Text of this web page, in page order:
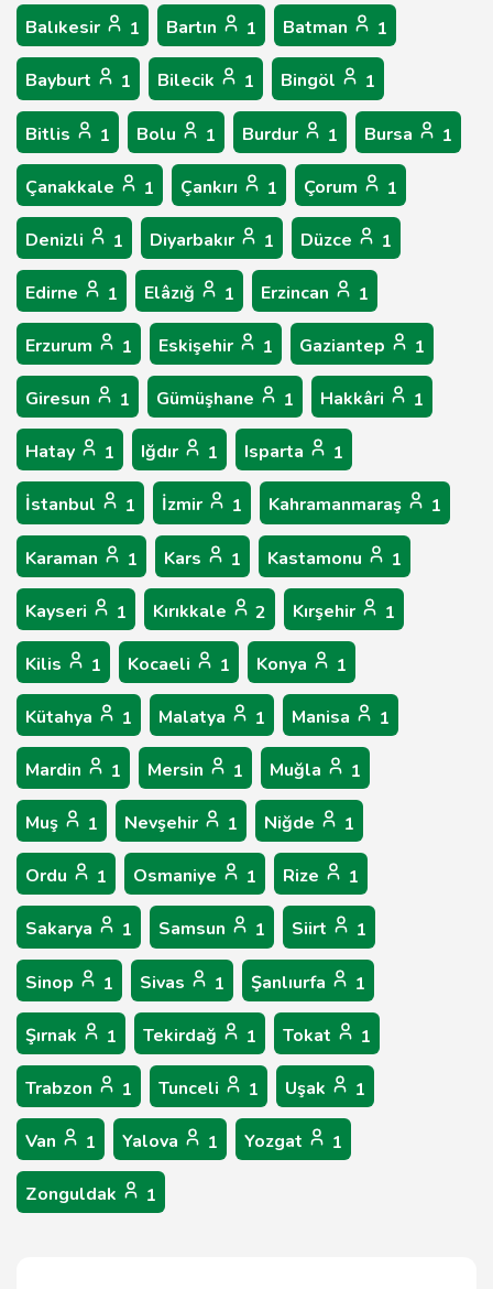
Balıkesir 1 Bartın 1 Batman 1
Bayburt 1 Bilecik 1 Bingöl 1
Bitlis 1 Bolu 1 Burdur 1 Bursa 1
Çanakkale 1 Çankırı 1 Çorum 1
Denizli 1 Diyarbakır 1 Düzce 1
Edirne 1 Elâzığ 1 Erzincan 1
Erzurum 1 Eskişehir 1 Gaziantep 1
Giresun 1 Gümüşhane 1 Hakkâri 1
Hatay 1 Iğdır 1 Isparta 1
İstanbul 1 İzmir 1 Kahramanmaraş 1
Karaman 1 Kars 1 Kastamonu 1
Kayseri 1 Kırıkkale 2 Kırşehir 1
Kilis 1 Kocaeli 1 Konya 1
Kütahya 1 Malatya 1 Manisa 1
Mardin 1 Mersin 1 Muğla 1
Muş 1 Nevşehir 1 Niğde 1
Ordu 1 Osmaniye 1 Rize 1
Sakarya 1 Samsun 1 Siirt 1
Sinop 1 Sivas 1 Şanlıurfa 1
Şırnak 1 Tekirdağ 1 Tokat 1
Trabzon 1 Tunceli 1 Uşak 1
Van 1 Yalova 1 Yozgat 1
Zonguldak 1